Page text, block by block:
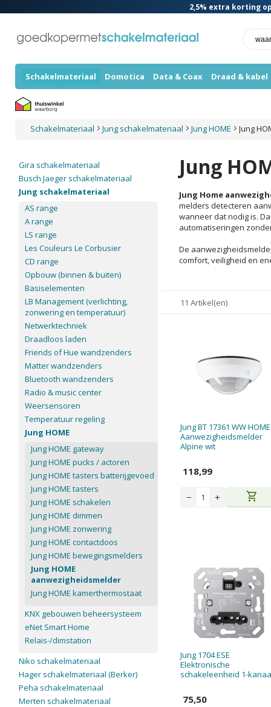
2,5% extra korting
Schakelmateriaal Domotica Data & Coax Draad & kabel
Schakelmateriaal Jung schakelmateriaal Jung HOME Jung
Jung
Jung Home
melders detecteren
wanneer dat nodig is.
automatiseringen
De
comfort, veiligheid en
11 Artikel(en)
Jung BT 17361 WW HOME
Aanwezigheidsmelder
Alpine wit
118,99
− + shopping_cart
Jung 1704 ESE
Elektronische
schakeleenheid 1-
75,50
Gira schakelmateriaal
Busch Jaeger schakelmateriaal
Jung schakelmateriaal
AS range
A range
LS range
Les Couleurs Le Corbusier
CD range
Opbouw (binnen & buiten)
Basiselementen
LB Management (verlichting,
zonwering en temperatuur)
Netwerktechniek
Draadloos laden
Friends of Hue wandzenders
Matter wandzenders
Bluetooth wandzenders
Radio & music center
Weersensoren
Temperatuur regeling
Jung HOME
Jung HOME gateway
Jung HOME pucks / actoren
Jung HOME tasters batterijgevoed
Jung HOME tasters
Jung HOME schakelen
Jung HOME dimmen
Jung HOME zonwering
Jung HOME contactdoos
Jung HOME bewegingsmelders
Jung HOME
aanwezigheidsmelder
Jung HOME kamerthermostaat
KNX gebouwen beheersysteem
eNet Smart Home
Relais-/dimstation
Niko schakelmateriaal
Hager schakelmateriaal (Berker)
Peha schakelmateriaal
Merten schakelmateriaal